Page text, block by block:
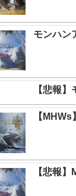
モンハン
【悲報
【
【悲報